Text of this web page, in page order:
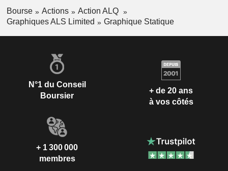
Bourse Actions
Action ALQ
Graphiques ALS Limited
Graphique Statique
N°1 du Conseil
Boursier
+ de 20 ans
à vos côtés
+ 1 300 000
membres